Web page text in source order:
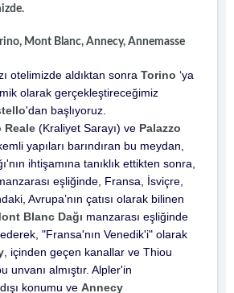
Mont Blanc, Annecy, Annemasse
otelimizde aldıktan sonra Torino ‘ya
olarak gerçekleştireceğimiz
'dan başlıyoruz.
Reale (Kraliyet Sarayı) ve Palazzo
yapıları barındıran bu meydan,
ihtişamına tanıklık ettikten sonra,
eşliğinde, Fransa, İsviçre,
Avrupa’nın çatısı olarak bilinen
Blanc Dağı manzarası eşliğinde
"Fransa'nın Venedik'i" olarak
, içinden geçen kanallar ve Thiou
unvanı almıştır. Alpler'in
konumu ve Annecy